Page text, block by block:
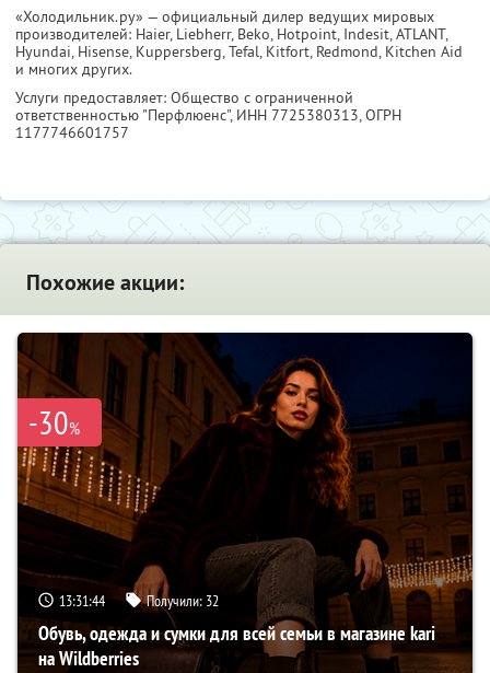
«Холодильник.ру» — официальный дилер ведущих мировых
производителей: Haier, Liebherr, Beko, Hotpoint, Indesit, ATLANT,
Hyundai, Hisense, Kuppersberg, Tefal, Kitfort, Redmond, Kitchen Aid
и многих других.
Услуги предоставляет: Общество с ограниченной
ответственностью "Перфлюенс", ИНН 7725380313, ОГРН
1177746601757
Похожие акции:
-30%
13:31:43 Получили: 32
Обувь, одежда и сумки для всей семьи в магазине kari
на Wildberries